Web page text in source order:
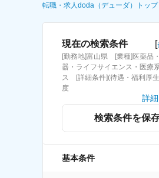
詳細条件から探す
求人特集から探す
転職・求人doda（デューダ）トップ
現在の検索条件 [
[勤務地]富山県 [業種]医薬品
器・ライフサイエンス・医療
ス [詳細条件](待遇・福利厚
度
詳
検索条件を保
基本条件